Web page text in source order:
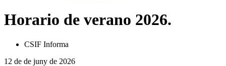
Horario de verano 2026.
CSIF Informa
12 de de juny de 2026